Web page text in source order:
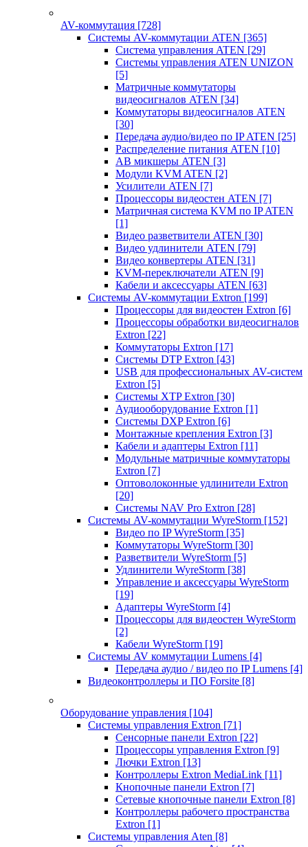
AV-коммутация [728]
Системы AV-коммутации ATEN [365]
Система управления ATEN [29]
Системы управления ATEN UNIZON
[5]
Матричные коммутаторы
видеосигналов ATEN [34]
Коммутаторы видеосигналов ATEN
[30]
Передача аудио/видео по IP ATEN [25]
Распределение питания ATEN [10]
АВ микшеры ATEN [3]
Модули KVM ATEN [2]
Усилители ATEN [7]
Процессоры видеостен ATEN [7]
Матричная система KVM по IP ATEN
[1]
Видео разветвители ATEN [30]
Видео удлинители ATEN [79]
Видео конвертеры ATEN [31]
KVM-переключатели ATEN [9]
Кабели и аксессуары ATEN [63]
Системы AV-коммутации Extron [199]
Процессоры для видеостен Extron [6]
Процессоры обработки видеосигналов
Extron [22]
Коммутаторы Extron [17]
Системы DTP Extron [43]
USB для профессиональных AV-систем
Extron [5]
Системы XTP Extron [30]
Аудиооборудование Extron [1]
Системы DXP Extron [6]
Монтажные крепления Extron [3]
Кабели и адаптеры Extron [11]
Модульные матричные коммутаторы
Extron [7]
Оптоволоконные удлинители Extron
[20]
Системы NAV Pro Extron [28]
Системы AV-коммутации WyreStorm [152]
Видео по IP WyreStorm [35]
Коммутаторы WyreStorm [30]
Разветвители WyreStorm [5]
Удлинители WyreStorm [38]
Управление и аксессуары WyreStorm
[19]
Адаптеры WyreStorm [4]
Процессоры для видеостен WyreStorm
[2]
Кабели WyreStorm [19]
Системы AV коммутации Lumens [4]
Передача аудио / видео по IP Lumens [4]
Видеоконтроллеры и ПО Forsite [8]
Оборудование управления [104]
Системы управления Extron [71]
Сенсорные панели Extron [22]
Процессоры управления Extron [9]
Лючки Extron [13]
Контроллеры Extron MediaLink [11]
Кнопочные панели Extron [7]
Сетевые кнопочные панели Extron [8]
Контроллеры рабочего пространства
Extron [1]
Системы управления Aten [8]